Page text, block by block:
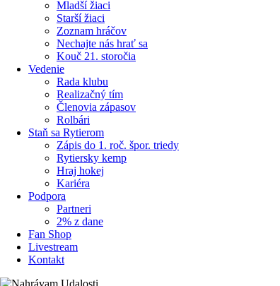
Mladší žiaci
Starší žiaci
Zoznam hráčov
Nechajte nás hrať sa
Kouč 21. storočia
Vedenie
Rada klubu
Realizačný tím
Členovia zápasov
Rolbári
Staň sa Rytierom
Zápis do 1. roč. špor. triedy
Rytiersky kemp
Hraj hokej
Kariéra
Podpora
Partneri
2% z dane
Fan Shop
Livestream
Kontakt